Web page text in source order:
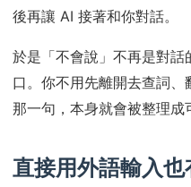
後再讓 AI 接著和你對話。
於是「不會說」不再是對話
口。你不用先離開去查詞
那一句，本身就會被整理成
直接用外語輸入也